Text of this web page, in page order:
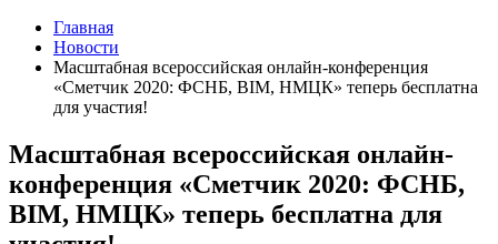
Главная
Новости
Масштабная всероссийская онлайн-конференция
«Сметчик 2020: ФСНБ, BIM, НМЦК» теперь бесплатна
для участия!
Масштабная всероссийская онлайн-
конференция «Сметчик 2020: ФСНБ,
BIM, НМЦК» теперь бесплатна для